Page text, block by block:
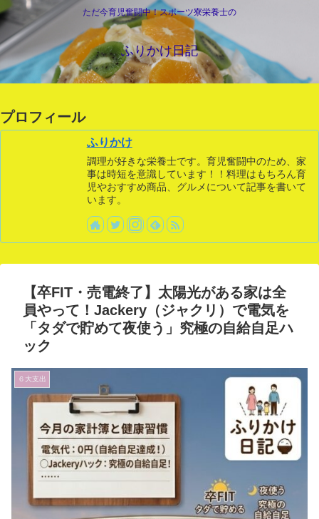
ただ今育児奮闘中！スポーツ寮栄養士の
ふりかけ日記
プロフィール
ふりかけ
調理が好きな栄養士です。育児奮闘中のため、家
事は時短を意識しています！！料理はもちろん育
児やおすすめ商品、グルメについて記事を書いて
います。
【卒FIT・売電終了】太陽光がある家は全
員やって！Jackery（ジャクリ）で電気を
「タダで貯めて夜使う」究極の自給自足ハ
ック
６大支出